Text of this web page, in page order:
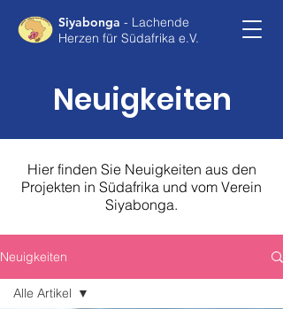
Siyabonga - Lachende
Herzen für Südafrika e.V.
Neuigkeiten
Hier finden Sie Neuigkeiten aus den
Projekten in Südafrika und vom Verein
Siyabonga.
Neuigkeiten
Alle Artikel